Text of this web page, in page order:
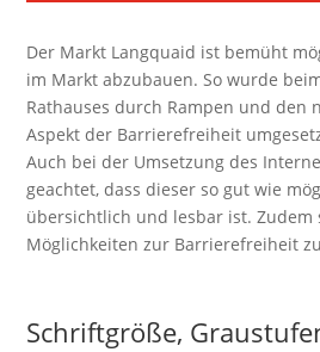
Der Markt Langquaid ist bemüht
im Markt abzubauen. So wurde
Rathauses durch Rampen und den
Aspekt der Barrierefreiheit
Auch bei der Umsetzung des
geachtet, dass dieser so gut wie
übersichtlich und lesbar ist. Zudem
Möglichkeiten zur Barrierefreiheit
Schriftgröße,